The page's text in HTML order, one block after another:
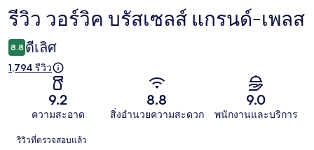
รีวิว
รีวิว วอร์วิค บรัสเซลส์ แกรนด์-เพลส
8.8 ดีเลิศ
1,794 รีวิว
9.2
ความสะอาด
8.8
สิ่งอำนวยความสะดวก
9.0
พนักงานและบริการ
รีวิว
รีวิวที่ตรวจสอบแล้ว